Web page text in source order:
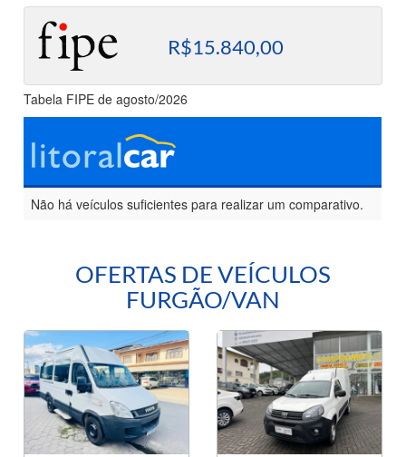
R$15.840,00
Tabela FIPE de agosto/2026
Não há veículos suficientes para realizar um comparativo.
OFERTAS DE VEÍCULOS
FURGÃO/VAN